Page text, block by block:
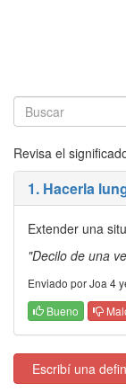
Revisa el
1. Hacerla
Extender una
"Decilo de una
Enviado por Joa 4
Bueno
Escribí una